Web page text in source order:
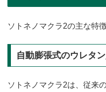
ソトネノマクラ2の主な特
自動膨張式のウレタ
ソトネノマクラ2は、従来